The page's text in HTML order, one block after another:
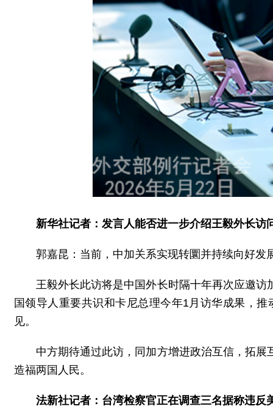
新华社记者：发言人能否进一步介绍王毅外长
郭嘉昆：当前，中加关系实现转圜并持续向好
王毅外长此访将是中国外长时隔十年再次应邀
国领导人重要共识和卡尼总理今年1月访华成果，
见。
中方期待通过此访，同加方增进政治互信，拓
造福两国人民。
法新社记者：台湾检察官正在调查三名据称违